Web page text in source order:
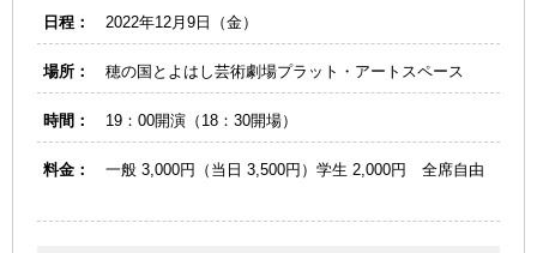
日程： 2022年12月9日（金）
場所： 穂の国とよはし芸術劇場プラット・アートスペース
時間： 19：00開演（18：30開場）
料金： 一般 3,000円（当日 3,500円）学生 2,000円 全席自由